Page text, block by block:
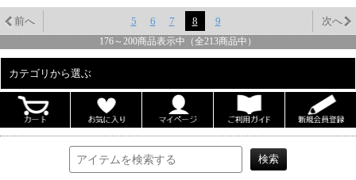
前へ 5 6 7 8 9 次へ
176～ 200商品表示中（全213商品中）
カテゴリから選ぶ
ALL
男性写真集